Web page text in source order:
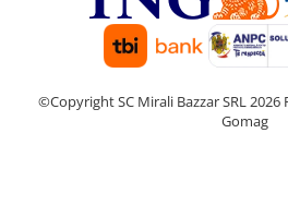
©Copyright SC Mirali Bazzar SRL 2026
Gomag